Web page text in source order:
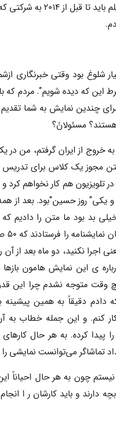
میکس مستر باقی مانده
شلوغ بود وقتی خبرنگاری
این که دیده شویم”. مردم که
چندین نمایش به شما
هستند؟ مسئولانً؟
خروج از ایران گرفتم، من
مجوز یک کلاس برای تدریس
تلویزیون هم کار نخواهم
و یکی” روز حسین”بود. بعد
بد بود ما متن را دادیم
اجرا نکنید، دو ماه بعد از
ی این نمایش هامون
متوجه نشدم چرا این
دادم دقیقاً به همین
کنم. و این جمله خطاب
کرده. به هر حال
تماشاگر می‌توانست نمایشی
چون به هر حال احیاناً
و باید کارشان ر ا